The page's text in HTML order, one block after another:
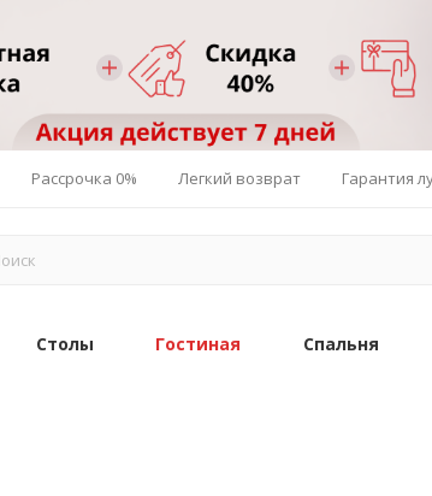
Рассрочка 0% Легкий возврат Гарантия
Столы Гостиная Спальня